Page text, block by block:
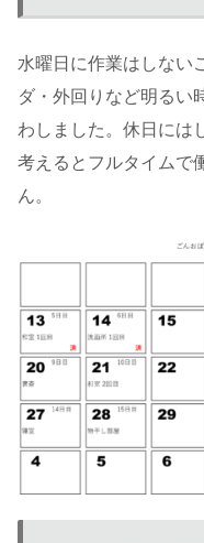
水曜日に作業はしない
ダ・外回りなど明るい
わしました。休日には
考えるとフルタイムで
ん。